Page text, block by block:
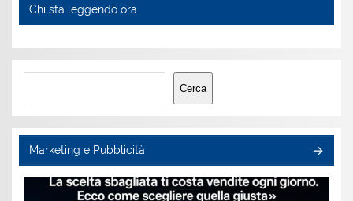
Chi sta leggendo ora
Cerca
Cerca
Marketing e Pubblicità